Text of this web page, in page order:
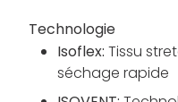
Technologie
Isoflex: Tissu
séchage rapide